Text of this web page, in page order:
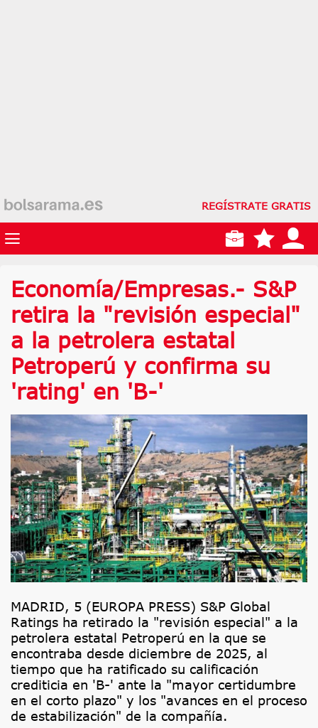
REGÍSTRATE GRATIS
Economía/Empresas.- S&P
retira la "revisión especial"
a la petrolera estatal
Petroperú y confirma su
'rating' en 'B-'
MADRID, 5 (EUROPA PRESS) S&P Global
Ratings ha retirado la "revisión especial" a la
petrolera estatal Petroperú en la que se
encontraba desde diciembre de 2025, al
tiempo que ha ratificado su calificación
crediticia en 'B-' ante la "mayor certidumbre
en el corto plazo" y los "avances en el proceso
de estabilización" de la compañía.